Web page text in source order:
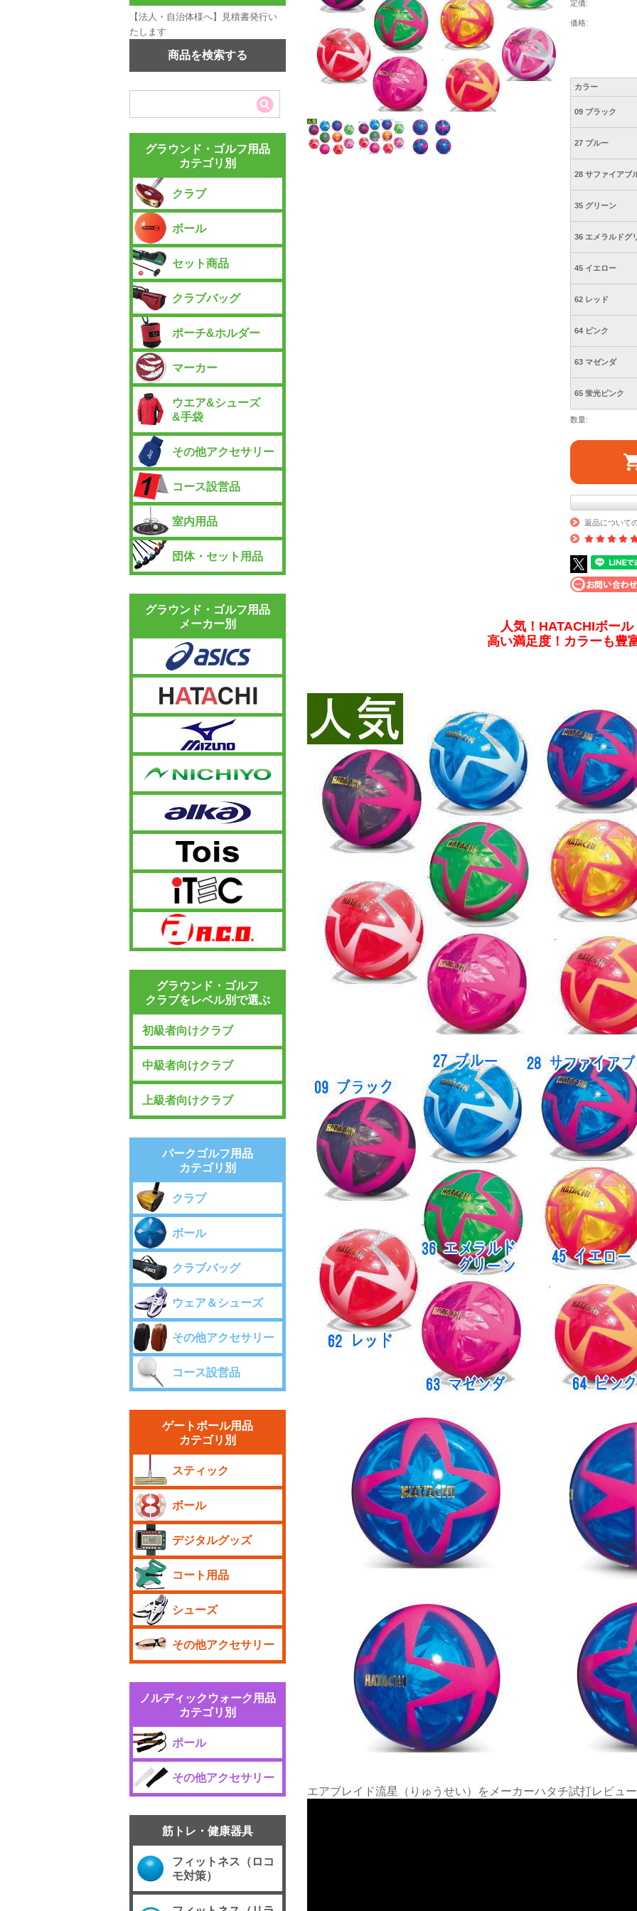
定価:
価格:
カラー
09 ブラック
27 ブルー
28 サファイアブ
35 グリーン
36 エメラルドグ
45 イエロー
62 レッド
64 ピンク
63 マゼンダ
65 蛍光ピンク
数量:
返品について
人気！HATACHIボール
高い満足度！ カラーも豊
エアブレイド流星（りゅうせい）をメーカーハタチ試打レビュ
【法人・自治体様へ】見積書発行い
たします
商品を検索する
グラウンド・ゴルフ用品
カテゴリ別
クラブ
ボール
セット商品
クラブバッグ
ポーチ&ホルダー
マーカー
ウエア&シューズ
&手袋
その他アクセサリー
コース設営品
室内用品
団体・セット用品
グラウンド・ゴルフ用品
メーカー別
グラウンド・ゴルフ
クラブをレベル別で選ぶ
初級者向けクラブ
中級者向けクラブ
上級者向けクラブ
パークゴルフ用品
カテゴリ別
クラブ
ボール
クラブバッグ
ウェア＆シューズ
その他アクセサリー
コース設営品
ゲートボール用品
カテゴリ別
スティック
ボール
デジタルグッズ
コート用品
シューズ
その他アクセサリー
ノルディックウォーク用品
カテゴリ別
ポール
その他アクセサリー
筋トレ・健康器具
フィットネス（ロコ
モ対策）